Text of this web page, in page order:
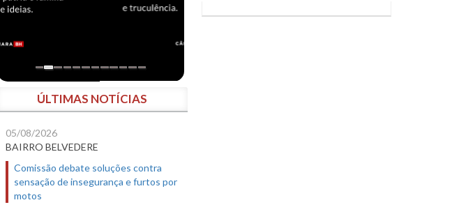
ÚLTIMAS NOTÍCIAS
05/08/2026
BAIRRO BELVEDERE
Comissão debate soluções contra
sensação de insegurança e furtos por
motos